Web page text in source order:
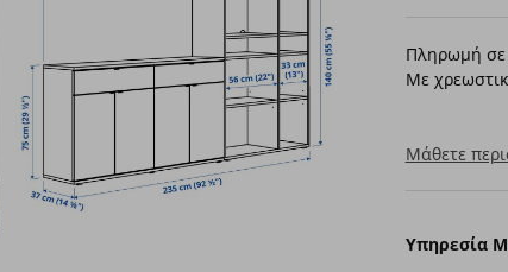
Πληρωμή σε
Με
Μάθετε
Υπηρεσία